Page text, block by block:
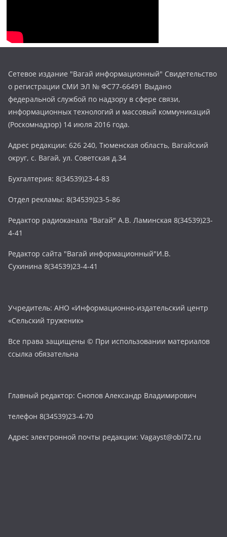
Сетевое издание "Вагай информационный" Свидетельство
о регистрации СМИ ЭЛ № ФС77-66491 Выдано
федеральной службой по надзору в сфере связи,
информационных технологий и массовый коммуникаций
(Роскомнадзор) 14 июля 2016 года.
Адрес редакции: 626 240, Тюменская область, Вагайский
округ, с. Вагай, ул. Советская д.34
Бухгалтерия: 8(34539)23-4-83
Отдел рекламы: 8(34539)23-5-86
Редактор радиоканала "Вагай" А.В. Ламинская 8(34539)23-
4-41
Редактор сайта "Вагай информационный"И.В.
Сухинина 8(34539)23-4-41
Учредитель: АНО «Информационно-издательский центр
«Сельский труженик»
Все права защищены © При использовании материалов
ссылка обязательна
Главный редактор: Снопов Александр Владимирович
телефон 8(34539)23-4-70
Адрес электронной почты редакции: Vagayst@obl72.ru